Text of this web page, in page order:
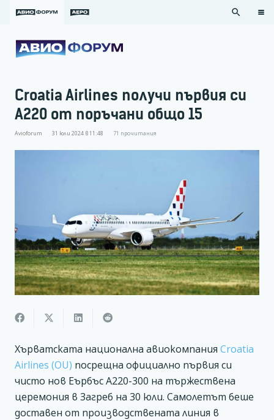
search
Croatia Airlines получи първия си
A220 от поръчани общо 15
Avioforum 31 юли 2024 в 11:48 71 прочитания
Хърватската национална авиокомпания Croatia
Airlines (OU) посрещна официално първия си
чисто нов Еърбъс А220-300 на тържествена
церемония в Загреб на 30 юли. Самолетът беше
доставен от производствената линия в